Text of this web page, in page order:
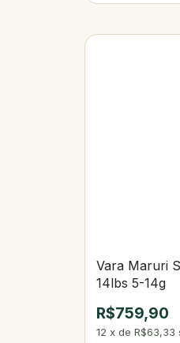
Vara Maruri
14lbs 5-14g
R$759,90
12 xdeR$63,33